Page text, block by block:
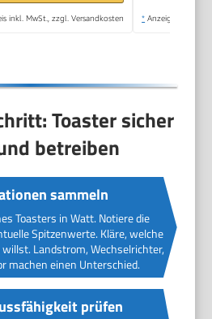
| TO-128676.3
inkl. MwSt., zzgl. Versandkosten * Anzeige
Toaster sicher
betreiben
sammeln
Toasters in Watt. Notiere die
Spitzenwerte. Kläre, welche
Landstrom, Wechselrichter,
machen einen Unterschied.
prüfen